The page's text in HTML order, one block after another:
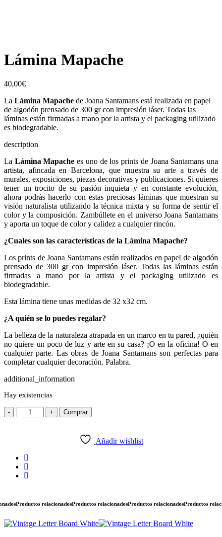
Lámina Mapache
40,00€
La Lámina Mapache de Joana Santamans está realizada en papel
de algodón prensado de 300 gr con impresión láser. Todas las
láminas están firmadas a mano por la artista y el packaging utilizado
es biodegradable.
description
La Lámina Mapachees uno de los prints de Joana Santamans una
artista, afincada en Barcelona, que muestra su arte a través de
murales, exposiciones, piezas decorativas y publicaciones. Si quieres
tener un trocito de su pasión inquieta y en constante evolución,
ahora podrás hacerlo con estas preciosas láminas que muestran su
visión naturalista utilizando la técnica mixta y su forma de sentir el
color y la composición. Zambúllete en el universo Joana Santamans
y aporta un toque de color y calidez a cualquier rincón.
¿Cuales son las características de la Lámina Mapache?
Los prints de Joana Santamans están realizados en papel de algodón
prensado de 300 gr con impresión láser. Todas las láminas están
firmadas a mano por la artista y el packaging utilizado es
biodegradable.
Esta lámina tiene unas medidas de 32 x32 cm.
¿A quién se lo puedes regalar?
La belleza de la naturaleza atrapada en un marco en tu pared, ¿quién
no quiere un poco de luz y arte en su casa? ¡O en la oficina! O en
cualquier parte. Las obras de Joana Santamans son perfectas para
completar cualquier decoración. Palabra.
additional_information
Hay existencias
- + Comprar
Añadir wishlist
Productos relacionadosProductos relacionadosProductos relacionadosProductos